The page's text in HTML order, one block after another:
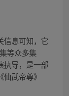
信息可知，它
等众多集
执导，是一部
武帝尊》